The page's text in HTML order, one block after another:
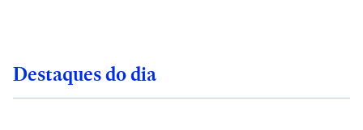
Destaques do dia